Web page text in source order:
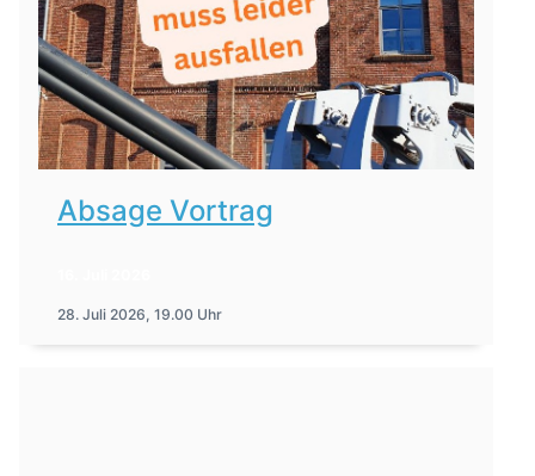
Absage Vortrag
28. Juli 2026, 19.00 Uhr